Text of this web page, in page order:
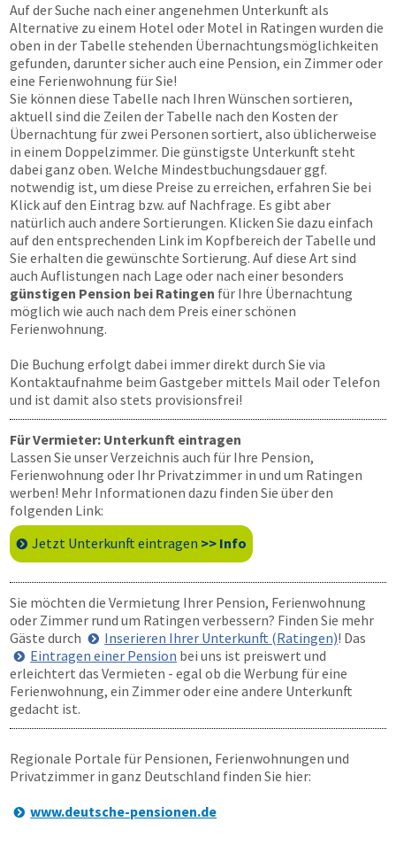
Auf der Suche nach einer angenehmen Unterkunft als
Alternative zu einem Hotel oder Motel in Ratingen wurden die
oben in der Tabelle stehenden Übernachtungsmöglichkeiten
gefunden, darunter sicher auch eine Pension, ein Zimmer oder
eine Ferienwohnung für Sie!
Sie können diese Tabelle nach Ihren Wünschen sortieren,
aktuell sind die Zeilen der Tabelle nach den Kosten der
Übernachtung für zwei Personen sortiert, also üblicherweise
in einem Doppelzimmer. Die günstigste Unterkunft steht
dabei ganz oben. Welche Mindestbuchungsdauer ggf.
notwendig ist, um diese Preise zu erreichen, erfahren Sie bei
Klick auf den Eintrag bzw. auf Nachfrage. Es gibt aber
natürlich auch andere Sortierungen. Klicken Sie dazu einfach
auf den entsprechenden Link im Kopfbereich der Tabelle und
Sie erhalten die gewünschte Sortierung. Auf diese Art sind
auch Auflistungen nach Lage oder nach einer besonders
günstigen Pension bei Ratingen für Ihre Übernachtung
möglich wie auch nach dem Preis einer schönen
Ferienwohnung.
Die Buchung erfolgt dabei immer direkt durch Sie via
Kontaktaufnahme beim Gastgeber mittels Mail oder Telefon
und ist damit also stets provisionsfrei!
Für Vermieter: Unterkunft eintragen
Lassen Sie unser Verzeichnis auch für Ihre Pension,
Ferienwohnung oder Ihr Privatzimmer in und um Ratingen
werben! Mehr Informationen dazu finden Sie über den
folgenden Link:
Jetzt Unterkunft eintragen >> Info
Sie möchten die Vermietung Ihrer Pension, Ferienwohnung
oder Zimmer rund um Ratingen verbessern? Finden Sie mehr
Gäste durch
Inserieren Ihrer Unterkunft (Ratingen)! Das
Eintragen einer Pension bei uns ist preiswert und
erleichtert das Vermieten - egal ob die Werbung für eine
Ferienwohnung, ein Zimmer oder eine andere Unterkunft
gedacht ist.
Regionale Portale für Pensionen, Ferienwohnungen und
Privatzimmer in ganz Deutschland finden Sie hier:
www.deutsche-pensionen.de